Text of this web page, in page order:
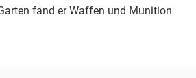
fand er Waffen und Munition